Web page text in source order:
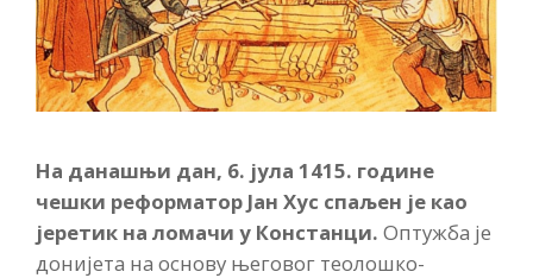
На данашњи дан, 6. јула 1415. године
чешки реформатор Јан Хус спаљен је као
јеретик на ломачи у Констанци. Оптужба је
донијета на основу његовог теолошко-